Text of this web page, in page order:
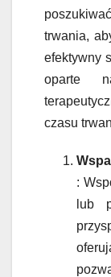
trwania,
efektywny
oparte
czasu
:
lub